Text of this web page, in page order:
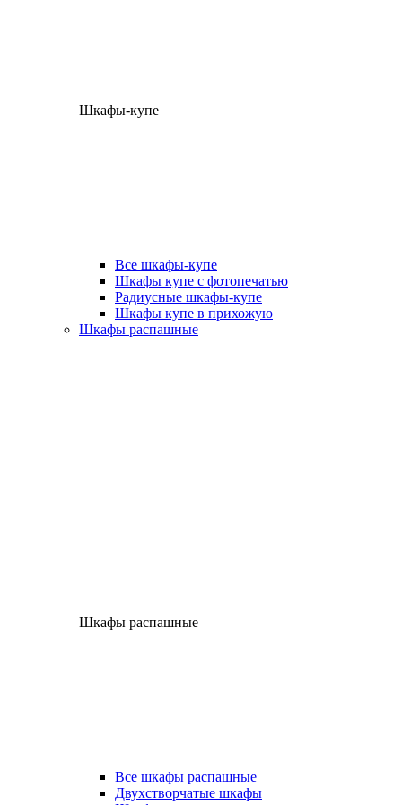
Шкафы-купе
Все шкафы-купе
Шкафы купе с фотопечатью
Радиусные шкафы-купе
Шкафы купе в прихожую
Шкафы распашные
Шкафы распашные
Все шкафы распашные
Двухстворчатые шкафы